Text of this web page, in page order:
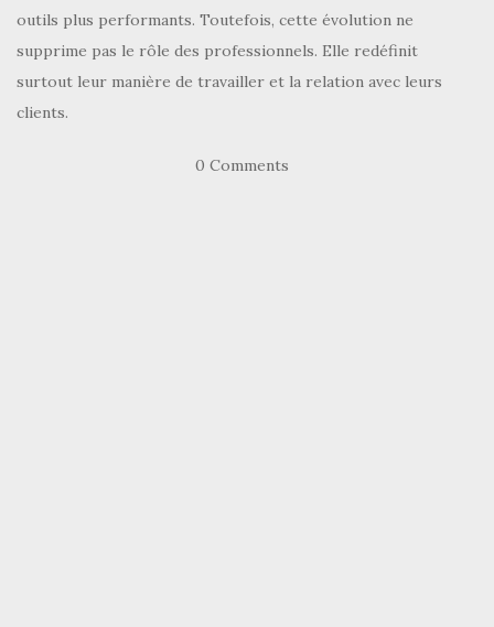
outils plus performants. Toutefois, cette évolution ne
supprime pas le rôle des professionnels. Elle redéfinit
surtout leur manière de travailler et la relation avec leurs
clients.
0 Comments